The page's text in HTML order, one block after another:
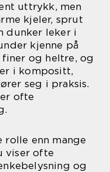
uttrykk, men
kjeler, sprut
dunker leker i
kjenne på
og heltre, og
i kompositt,
seg i praksis.
ofte
enn mange
viser ofte
og